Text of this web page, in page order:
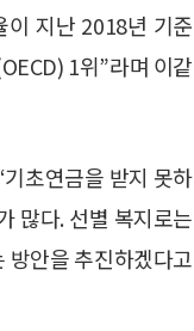
이 지난 2018년 기준
1위”라며 이같
초연금을 받지 못하
많다. 선별 복지로는
방안을 추진하겠다고